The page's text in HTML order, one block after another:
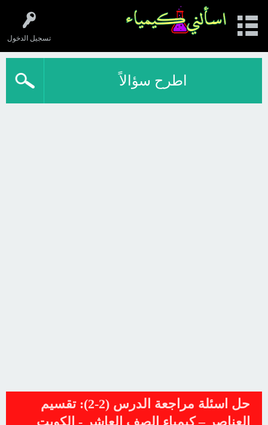
تسجيل الدخول
اطرح سؤالاً
حل اسئلة مراجعة الدرس (2-2): تقسيم
العناصر – كيمياء الصف العاشر - الكويت